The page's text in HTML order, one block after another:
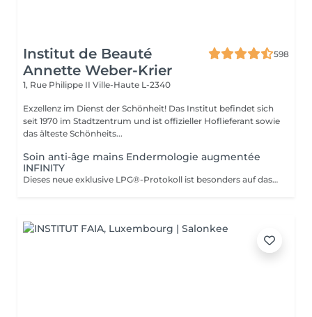
Institut de Beauté
Annette Weber-Krier
598
1, Rue Philippe II Ville-Haute L-2340
Exzellenz im Dienst der Schönheit! Das Institut befindet sich
seit 1970 im Stadtzentrum und ist offizieller Hoflieferant sowie
das älteste Schönheits...
Soin anti-âge mains Endermologie augmentée
INFINITY
Dieses neue exklusive LPG®-Protokoll ist besonders auf das Wohlbefinden der Verbraucher bedacht und stellt eine Allianz aus Technik dar, die auf der patentierten Technologie des CelluM6 Alliance®-Geräts und der Sensorik für eine sofortige und dauerhafte Wirkung auf den Körper basiert. Und dies dank einer Reihe von Manövern, die sowohl vom Alliance®-Behandlungskopf, dem Auflegen einer Maske als auch von den Händen des Behandlers ausgeführt werden